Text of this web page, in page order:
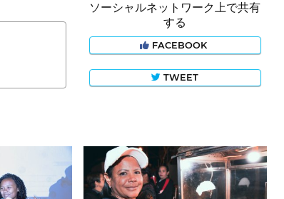
ソーシャルネットワーク上で共有
する
FACEBOOK
TWEET